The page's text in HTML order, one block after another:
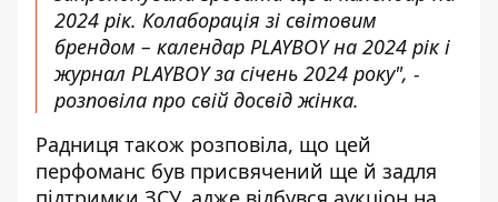
2024 рік. Колаборація зі світовим
брендом – календар PLAYBOY на 2024 рік і
журнал PLAYBOY за січень 2024 року", -
розповіла про свій досвід жінка.
Радниця також розповіла, що цей
перфоманс був присвячений ще й задля